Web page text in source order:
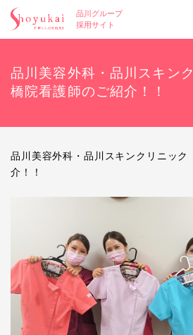
品川グループ
採用サイト
品川美容外科・品川スキン
橋院看護師のご紹介！！
品川美容外科・品川スキンクリニッ
介！！